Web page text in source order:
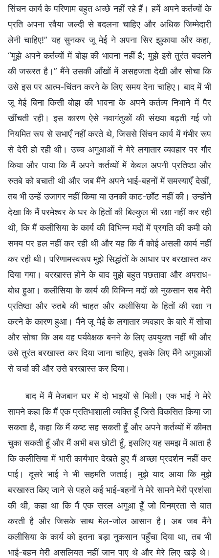
सिंचन कार्य के परिणाम बहुत अच्छे नहीं रहे हैं। हमें अपने कर्तव्यों के
प्रति अपना रवैया जल्दी से बदलना चाहिए और अधिक जिम्मेदारी
लेनी चाहिए!” यह सुनकर जू मेई ने अपना सिर झुकाया और कहा,
“मुझे अपने कर्तव्यों में बोझ की भावना नहीं है; मुझे इसे तुरंत बदलने
की जरूरत है।” मैंने उसकी आँखों में असहजता देखी और सोचा कि
उसे इस पर आत्म-चिंतन करने के लिए समय देना चाहिए। बाद में भी
जू मेई बिना किसी बोझ की भावना के अपने कर्तव्य निभाने में पैर
खींचती रही। इस कारण ऐसे नवागंतुकों की संख्या बढ़ती गई जो
नियमित रूप से सभाएँ नहीं करते थे, जिससे सिंचन कार्य में गंभीर रूप
से देरी हो रही थी। उच्च अगुआओं ने मेरे लगातार व्यवहार पर गौर
किया और पाया कि मैं अपने कर्तव्यों में केवल अपनी प्रतिष्ठा और
रुतबे को बचाती थी और जब मैंने अपने भाई-बहनों में समस्याएँ देखीं,
तब भी उन्हें उजागर नहीं किया या उनकी काट-छाँट नहीं की। उन्होंने
देखा कि मैं परमेश्वर के घर के हितों की बिल्कुल भी रक्षा नहीं कर रही
थी, कि मैं कलीसिया के कार्य की विभिन्न मदों में प्रगति की कमी को
समय पर हल नहीं कर रही थी और यह कि मैं कोई असली कार्य नहीं
कर रही थी। परिणामस्वरूप मुझे सिद्धांतों के आधार पर बरखास्त कर
दिया गया। बरखास्त होने के बाद मुझे बहुत पछतावा और अपराध-
बोध हुआ। कलीसिया के कार्य की विभिन्न मदों को नुकसान सब मेरी
प्रतिष्ठा और रुतबे की चाहत और कलीसिया के हितों की रक्षा न
करने के कारण हुआ। मैंने जू मेई के लगातार व्यवहार के बारे में सोचा
और सोचा कि अब वह पर्यवेक्षक बनने के लिए उपयुक्त नहीं थी और
उसे तुरंत बरखास्त कर दिया जाना चाहिए, इसके लिए मैंने अगुआओं
से चर्चा की और उसे बरखास्त कर दिया।
बाद में मैं मेजबान घर में दो भाइयों से मिली। एक भाई ने मेरे
सामने कहा कि मैं एक प्रतिभाशाली व्यक्ति हूँ जिसे विकसित किया जा
सकता है, कहा कि मैं कष्ट सह सकती हूँ और अपने कर्तव्यों में कीमत
चुका सकती हूँ और मैं अभी बस छोटी हूँ, इसलिए यह समझ में आता है
कि कलीसिया में भारी कार्यभार देखते हुए मैं अच्छा प्रदर्शन नहीं कर
पाई। दूसरे भाई ने भी सहमति जताई। मुझे याद आया कि मुझे
बरखास्त किए जाने से पहले कई भाई-बहनों ने मेरे सामने मेरी प्रशंसा
की थी, कहा था कि मैं एक सरल अगुआ हूँ जो विनम्रता से बात
करती है और जिसके साथ मेल-जोल आसान है। अब जब मैंने
कलीसिया के कार्य को इतना बड़ा नुकसान पहुँचा दिया था, तब भी
भाई-बहन मेरी असलियत नहीं जान पाए थे और मेरे लिए खड़े थे।